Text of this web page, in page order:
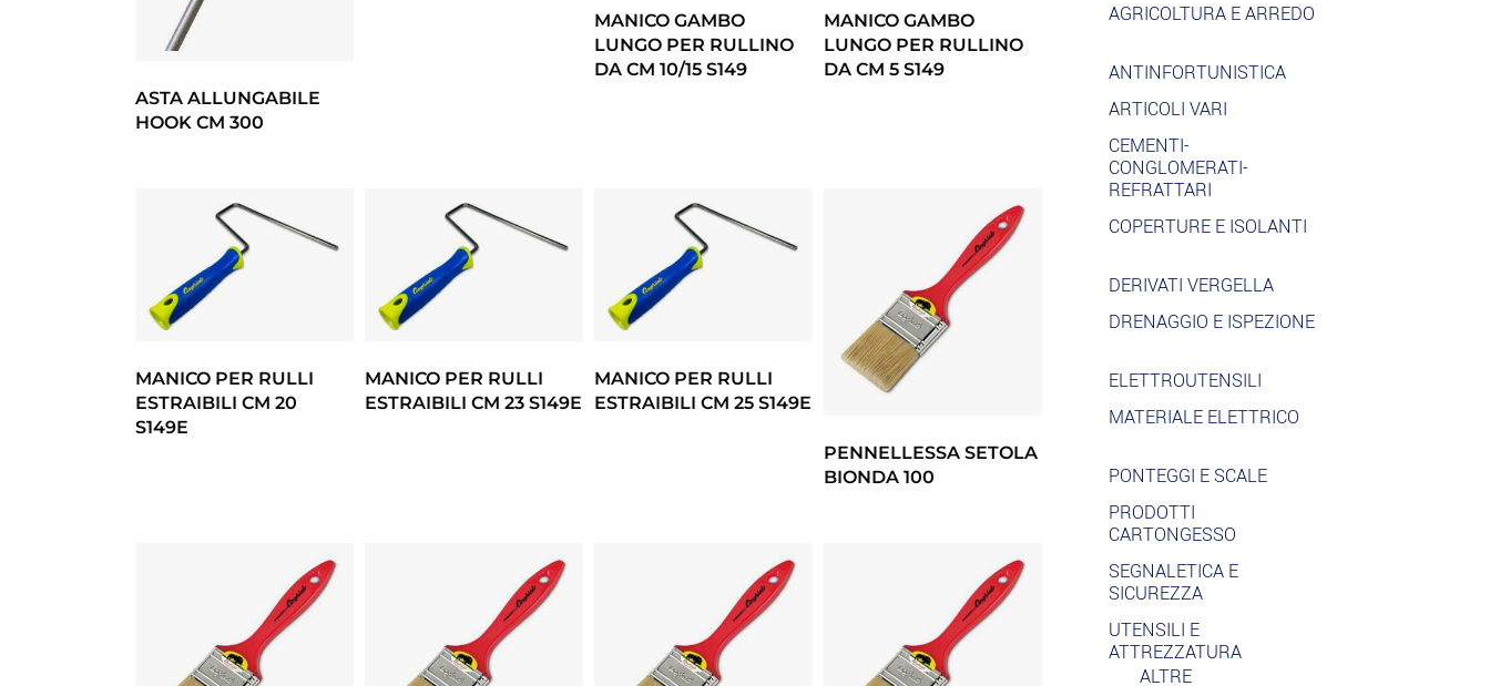
ASTA ALLUNGABILE
HOOK CM 300
MANICO GAMBO
LUNGO PER RULLINO
DA CM 10/15 S149
MANICO GAMBO
LUNGO PER RULLINO
DA CM 5 S149
MANICO PER RULLI
ESTRAIBILI CM 20
S149E
MANICO PER RULLI
ESTRAIBILI CM 23 S149E
MANICO PER RULLI
ESTRAIBILI CM 25 S149E
PENNELLESSA SETOLA
BIONDA 100
AGRICOLTURA E ARREDO
ANTINFORTUNISTICA
ARTICOLI VARI
CEMENTI-
CONGLOMERATI-
REFRATTARI
COPERTURE E ISOLANTI
DERIVATI VERGELLA
DRENAGGIO E ISPEZIONE
ELETTROUTENSILI
MATERIALE ELETTRICO
PONTEGGI E SCALE
PRODOTTI
CARTONGESSO
SEGNALETICA E
SICUREZZA
UTENSILI E
ATTREZZATURA
ALTRE